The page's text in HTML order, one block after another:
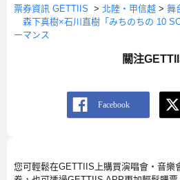
票券資訊 GETTIIS > 北陸・甲信越 > 舞
森下真樹×石川直樹「みちのちの 10
ーマンス
關注
您可輕鬆在GETTIIS上購買演唱會・音樂